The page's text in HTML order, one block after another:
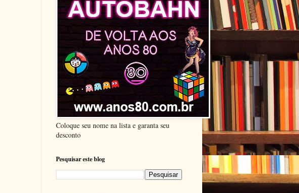
Coloque seu nome na lista e garanta seu
desconto
Pesquisar este blog